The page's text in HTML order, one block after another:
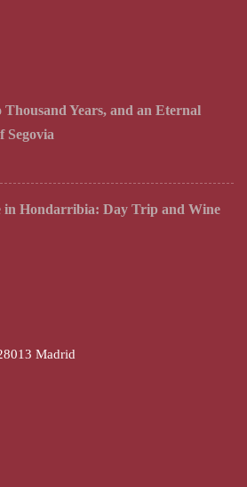
Years, and an Eternal
Segovia
in Hondarribia: Day Trip and Wine
Madrid